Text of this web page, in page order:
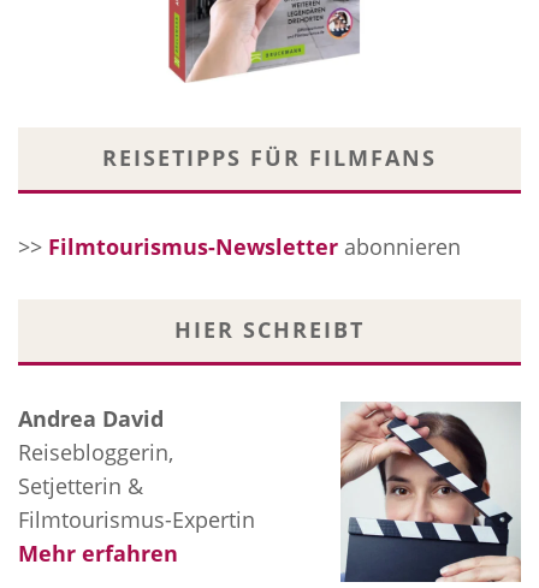
REISETIPPS FÜR FILMFANS
>> Filmtourismus-Newsletter abonnieren
HIER SCHREIBT
Andrea David
Reisebloggerin,
Setjetterin &
Filmtourismus-Expertin
Mehr erfahren